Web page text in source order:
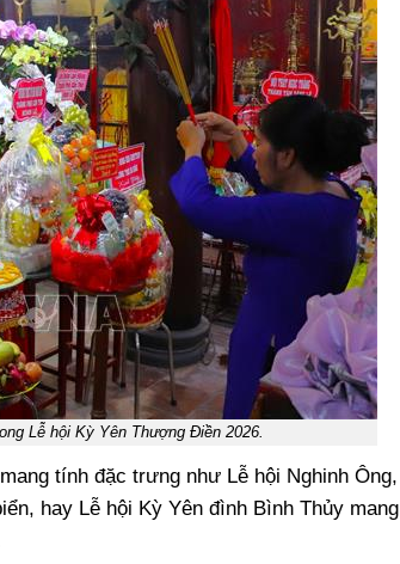
Lễ hội Kỳ Yên Thượng Điền 2026.
tính đặc trưng như Lễ hội Nghinh Ông,
hay Lễ hội Kỳ Yên đình Bình Thủy mang